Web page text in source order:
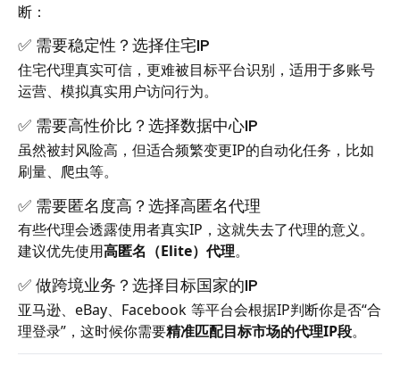
断：
✅ 需要稳定性？选择住宅IP
住宅代理真实可信，更难被目标平台识别，适用于多账号
运营、模拟真实用户访问行为。
✅ 需要高性价比？选择数据中心IP
虽然被封风险高，但适合频繁变更IP的自动化任务，比如
刷量、爬虫等。
✅ 需要匿名度高？选择高匿名代理
有些代理会透露使用者真实IP，这就失去了代理的意义。
建议优先使用高匿名（Elite）代理。
✅ 做跨境业务？选择目标国家的IP
亚马逊、eBay、Facebook 等平台会根据IP判断你是否“合
理登录”，这时候你需要精准匹配目标市场的代理IP段。